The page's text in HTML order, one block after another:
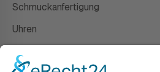
Schmuckanfertigung
Uhren